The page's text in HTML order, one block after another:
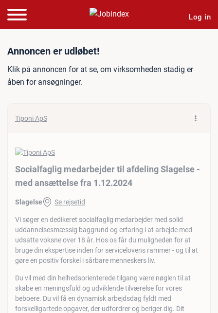
Log in
Jobannonce: Socialfaglig
Annoncen er udløbet!
Klik på annoncen for at se, om virksomheden stadig er
åben for ansøgninger.
Tiponi ApS
Socialfaglig medarbejder til afdeling Slagelse -
med ansættelse fra 1.12.2024
Slagelse Se rejsetid
Vi søger en dedikeret socialfaglig medarbejder med solid
uddannelsesmæssig baggrund og erfaring i at arbejde med
udsatte voksne over 18 år. Hos os får du muligheden for at
bruge din ekspertise inden for servicelovens rammer - og til at
gøre en positiv forskel i sårbare menneskers liv.
Du vil med din helhedsorienterede tilgang være nøglen til at
skabe en meningsfuld og udviklende tilværelse for vores
beboere. Du vil få en dynamisk arbejdsdag fyldt med
forskelligartede opgaver, der udfordrer og beriger dig. Dit